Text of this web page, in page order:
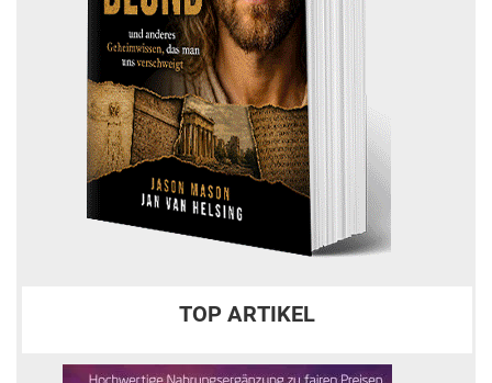
TOP ARTIKEL